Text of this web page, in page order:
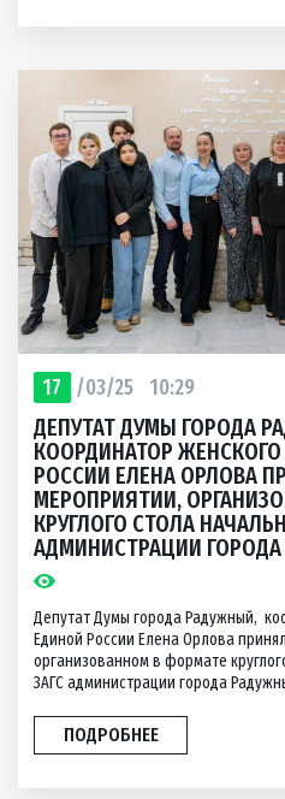
17 /03/25 10:29
ДЕПУТАТ ДУМЫ ГОРОДА
КООРДИНАТОР
РОССИИ ЕЛЕНА ОРЛОВА
МЕРОПРИЯТИИ,
КРУГЛОГО СТОЛА
АДМИНИСТРАЦИИ
Депутат Думы города Радужный,
Единой России Елена Орлова
организованном в формате
ЗАГС администрации города
ПОДРОБНЕЕ